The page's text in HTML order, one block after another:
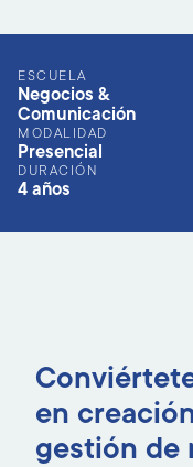
ESCUELA
Negocios &
Comunicación
MODALIDAD
Presencial
DURACIÓN
4 años
en
gestión de